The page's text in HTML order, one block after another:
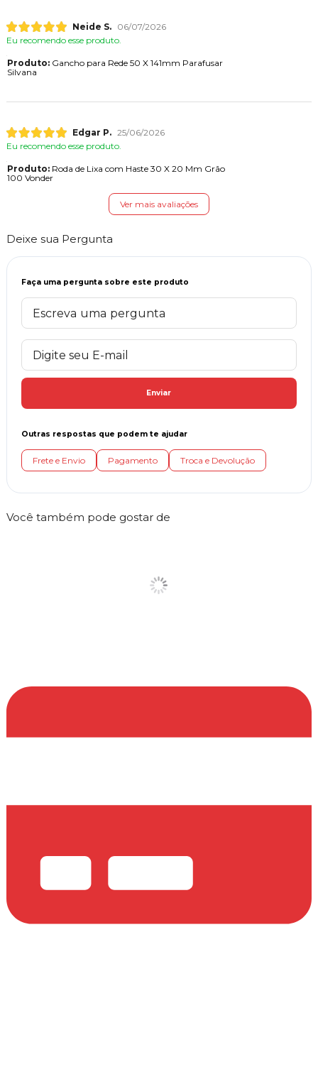
Neide S.
06/07/2026
Eu recomendo esse produto.
Produto:Gancho para Rede 50 X 141mm Parafusar
Silvana
Edgar P. 25/06/2026
Eu recomendo esse produto.
Produto:Roda de Lixa com Haste 30 X 20 Mm Grão
100 Vonder
Ver mais avaliações
Deixe sua Pergunta
Faça uma pergunta sobre este produto
Enviar
Outras respostas que podem te ajudar
Frete e Envio Pagamento Troca e Devolução
Você também pode gostar de